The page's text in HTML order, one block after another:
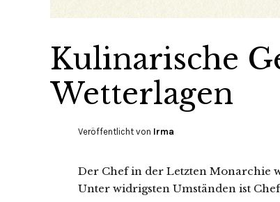
Kulinarische
Wetterlagen
Veröffentlicht von Irma
Der Chef in der Letzten Monarchie
Unter widrigsten Umständen ist